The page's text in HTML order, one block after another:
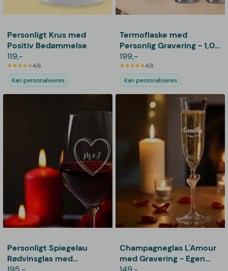
Personligt Krus med
Positiv Bedømmelse
119,-
4,6
Kan personaliseres
Termoflaske med
Personlig Gravering - 1,06
L
199,-
4,8
Kan personaliseres
Personligt Spiegelau
Rødvinsglas med
Champagneglas L'Amour
med Gravering - Egen